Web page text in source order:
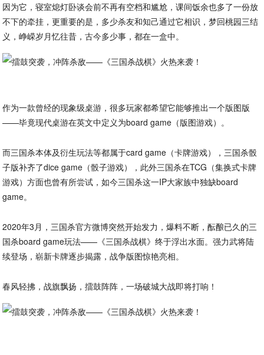
因为它，寝室熄灯卧谈会前不再有空档和尴尬，课间饭余也多了一份放
不下的牵挂，更重要的是，多少杀友和知己通过它相识，梦回桃园三结
义，峥嵘岁月忆往昔，古今多少事，都在一盒中。
作为一款曾经的现象级桌游，很多玩家都希望它能够推出一个版图版
——毕竟现代桌游在英文中定义为board game（版图游戏）。
而三国杀本体及衍生玩法等都属于card game（卡牌游戏），三国杀骰
子版补齐了dice game（骰子游戏），此外三国杀在TCG（集换式卡牌
游戏）方面也曾有所尝试，如今三国杀这一IP大家族中独缺board
game。
2020年3月，三国杀官方微博突然开始发力，爆料不断，酝酿已久的三
国杀board game玩法——《三国杀战棋》终于浮出水面。强力武将陆
续登场，崭新卡牌逐步揭露，战争版图惊艳亮相。
春风轻拂，战旗飘扬，擂鼓阵阵，一场破城大战即将打响！